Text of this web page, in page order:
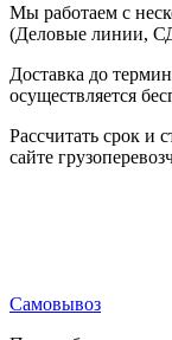
Мы работаем с
(Деловые линии,
Доставка до
осуществляется
Рассчитать срок и
сайте
Самовывоз